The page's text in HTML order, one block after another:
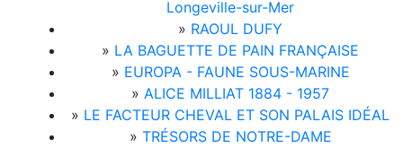
Longeville-sur-Mer
» RAOUL DUFY
» LA BAGUETTE DE PAIN FRANÇAISE
» EUROPA - FAUNE SOUS-MARINE
» ALICE MILLIAT 1884 - 1957
» LE FACTEUR CHEVAL ET SON PALAIS IDÉAL
» TRÉSORS DE NOTRE-DAME